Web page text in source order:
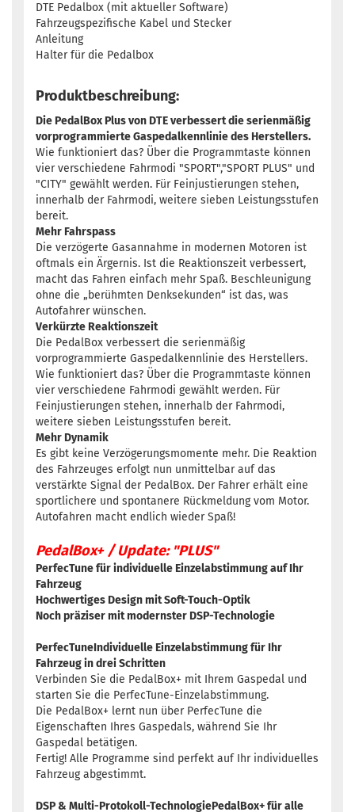
DTE Pedalbox (mit aktueller Software)
Fahrzeugspezifische Kabel und Stecker
Anleitung
Halter für die Pedalbox
Produktbeschreibung:
Die PedalBox Plus von DTE verbessert die serienmäßig
vorprogrammierte Gaspedalkennlinie des Herstellers.
Wie funktioniert das? Über die Programmtaste können
vier verschiedene Fahrmodi "SPORT","SPORT PLUS" und
"CITY" gewählt werden. Für Feinjustierungen stehen,
innerhalb der Fahrmodi, weitere sieben Leistungsstufen
bereit.
Mehr Fahrspass
Die verzögerte Gasannahme in modernen Motoren ist
oftmals ein Ärgernis. Ist die Reaktionszeit verbessert,
macht das Fahren einfach mehr Spaß. Beschleunigung
ohne die „berühmten Denksekunden“ ist das, was
Autofahrer wünschen.
Verkürzte Reaktionszeit
Die PedalBox verbessert die serienmäßig
vorprogrammierte Gaspedalkennlinie des Herstellers.
Wie funktioniert das? Über die Programmtaste können
vier verschiedene Fahrmodi gewählt werden. Für
Feinjustierungen stehen, innerhalb der Fahrmodi,
weitere sieben Leistungsstufen bereit.
Mehr Dynamik
Es gibt keine Verzögerungsmomente mehr. Die Reaktion
des Fahrzeuges erfolgt nun unmittelbar auf das
verstärkte Signal der PedalBox. Der Fahrer erhält eine
sportlichere und spontanere Rückmeldung vom Motor.
Autofahren macht endlich wieder Spaß!
PedalBox+ / Update: "PLUS"
PerfecTune für individuelle Einzelabstimmung auf Ihr
Fahrzeug
Hochwertiges Design mit Soft-Touch-Optik
Noch präziser mit modernster DSP-Technologie
PerfecTuneIndividuelle Einzelabstimmung für Ihr
Fahrzeug in drei Schritten
Verbinden Sie die PedalBox+ mit Ihrem Gaspedal und
starten Sie die PerfecTune-Einzelabstimmung.
Die PedalBox+ lernt nun über PerfecTune die
Eigenschaften Ihres Gaspedals, während Sie Ihr
Gaspedal betätigen.
Fertig! Alle Programme sind perfekt auf Ihr individuelles
Fahrzeug abgestimmt.
DSP & Multi-Protokoll-TechnologiePedalBox+ für alle